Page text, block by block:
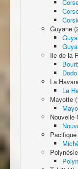
Guyane
Ile de la
Dodo
La
La
Mayotte
Nouvelle